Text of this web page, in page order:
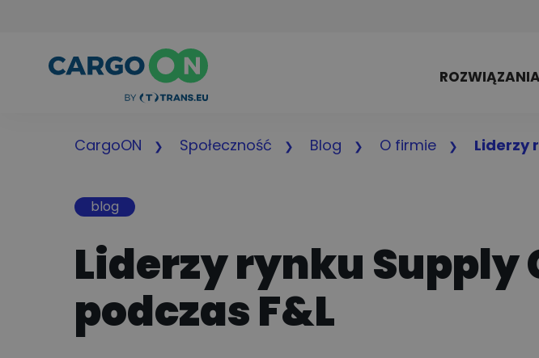
ROZWIĄZANIA
CargoON Społeczność Blog O firmie Liderzy
blog
Liderzy rynku Supply
podczas F&L